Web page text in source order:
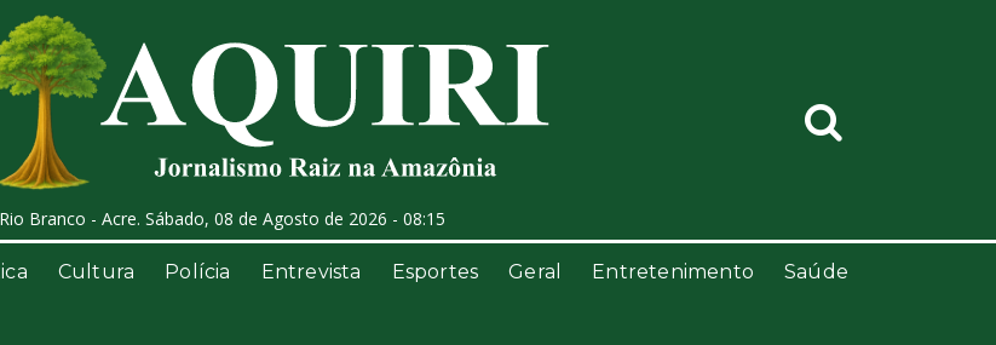
Rio Branco - Acre. Sábado, 08 de Agosto de 2026 - 08:15
Cultura Polícia Entrevista Esportes Geral Entretenimento Saúde